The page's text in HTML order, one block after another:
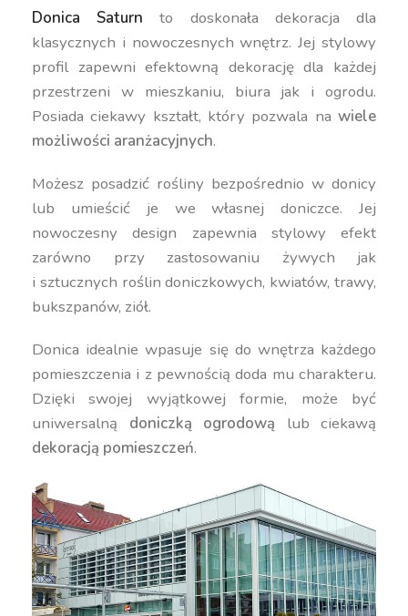
Donica Saturnto doskonała dekoracja dla
klasycznych i nowoczesnych wnętrz. Jej stylowy
profil zapewni efektowną dekorację dla każdej
przestrzeni w mieszkaniu, biura jak i ogrodu.
Posiada ciekawy kształt, który pozwala na wiele
możliwości aranżacyjnych.
Możesz posadzić rośliny bezpośrednio w donicy
lub umieścić je we własnej doniczce. Jej
nowoczesny design zapewnia stylowy efekt
zarówno przy zastosowaniu żywych jak
i sztucznych roślin doniczkowych, kwiatów, trawy,
bukszpanów, ziół.
Donica idealnie wpasuje się do wnętrza każdego
pomieszczenia i z pewnością doda mu charakteru.
Dzięki swojej wyjątkowej formie, może być
uniwersalną doniczką ogrodową lub ciekawą
dekoracją pomieszczeń.